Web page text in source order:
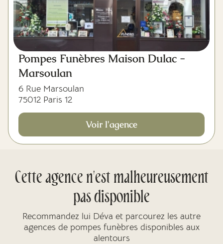
Pompes Funèbres Maison Dulac -
Marsoulan
6 Rue Marsoulan
75012 Paris 12
Voir l'agence
Cette agence n'est malheureusement
pas disponible
Recommandez lui Déva et parcourez les autre
agences de pompes funèbres disponibles aux
alentours